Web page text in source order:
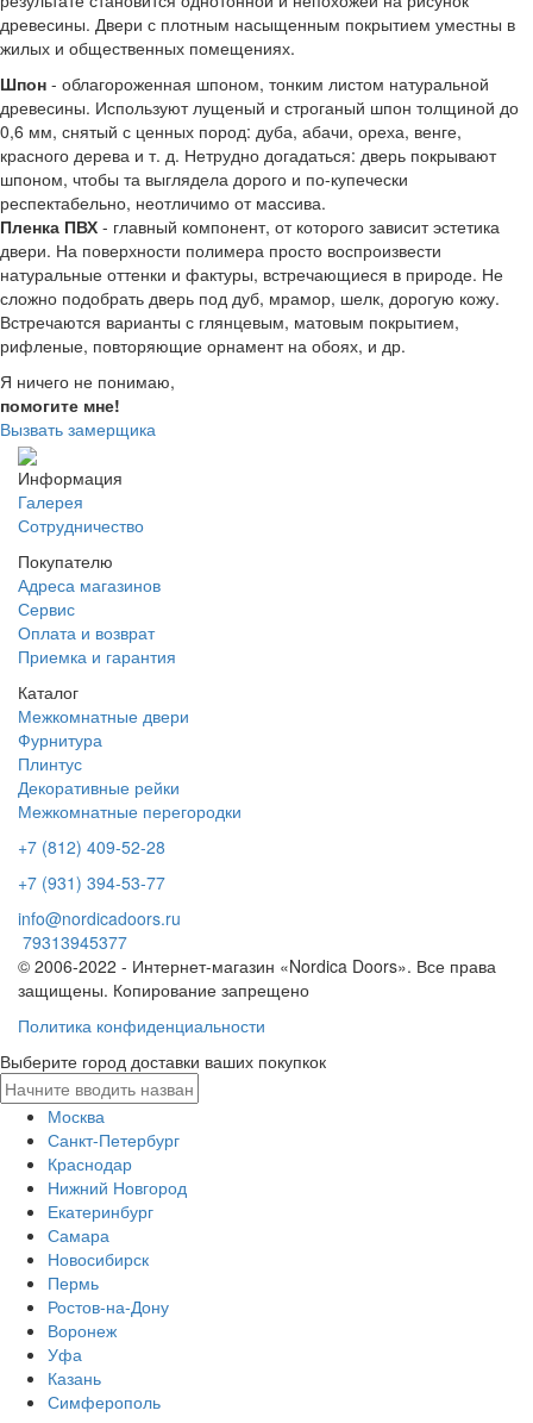
древесины. Двери с плотным насыщенным покрытием уместны в
жилых и общественных помещениях.
Шпон - облагороженная шпоном, тонким листом натуральной
древесины. Используют лущеный и строганый шпон толщиной до
0,6 мм, снятый с ценных пород: дуба, абачи, ореха, венге,
красного дерева и т. д. Нетрудно догадаться: дверь покрывают
шпоном, чтобы та выглядела дорого и по-купечески
респектабельно, неотличимо от массива.
Пленка ПВХ - главный компонент, от которого зависит эстетика
двери. На поверхности полимера просто воспроизвести
натуральные оттенки и фактуры, встречающиеся в природе. Не
сложно подобрать дверь под дуб, мрамор, шелк, дорогую кожу.
Встречаются варианты с глянцевым, матовым покрытием,
рифленые, повторяющие орнамент на обоях, и др.
Я ничего не понимаю,
помогите мне!
Вызвать замерщика
Информация
Галерея
Сотрудничество
Покупателю
Адреса магазинов
Сервис
Оплата и возврат
Приемка и гарантия
Каталог
Межкомнатные двери
Фурнитура
Плинтус
Декоративные рейки
Межкомнатные перегородки
+7 (812) 409-52-28
+7 (931) 394-53-77
info@nordicadoors.ru
79313945377
© 2006-2022 - Интернет-магазин «Nordica Doors». Все права
защищены. Копирование запрещено
Политика конфиденциальности
Выберите город доставки ваших покупкок
Москва
Санкт-Петербург
Краснодар
Нижний Новгород
Екатеринбург
Самара
Новосибирск
Пермь
Ростов-на-Дону
Воронеж
Уфа
Казань
Симферополь